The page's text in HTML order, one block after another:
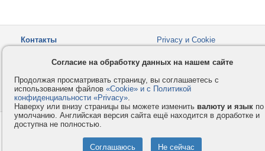
Контакты
Privacy и Cookie
Как оплатить
Форумы
© 2008-2026VMESTE.EU
Согласие на обработку данных на нашем сайте
Продолжая просматривать страницу, вы соглашаетесь с
использованием файлов «Cookie» и с Политикой
конфиденциальности «Privacy».
Наверху или внизу страницы вы можете изменить валюту и язык по
умолчанию. Английская версия сайта ещё находится в доработке и
доступна не полностью.